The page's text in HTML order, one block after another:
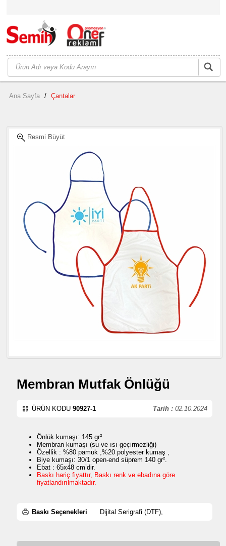
Ana Sayfa / Çantalar
Resmi Büyüt
Membran Mutfak Önlüğü
Tarih : 02.10.2024
ÜRÜN KODU 90927-1
Önlük kumaşı: 145 gr²
Membran kumaşı (su ve ısı geçirmezliği)
Özellik : %80 pamuk ,%20 polyester kumaş ,
Biye kumaşı: 30/1 open-end süprem 140 gr².
Ebat : 65x48 cm’dir.
Baskı hariç fiyattır, Baskı renk ve ebadına göre
fiyatlandırılmaktadır.
Baskı Seçenekleri Dijital Serigrafi (DTF),